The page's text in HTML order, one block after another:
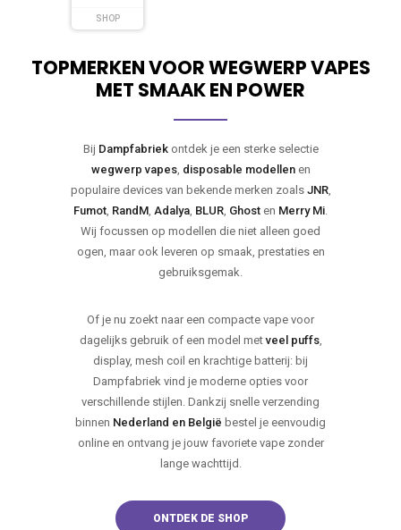
SHOP
TOPMERKEN VOOR WEGWERP VAPES
MET SMAAK EN POWER
Bij Dampfabriekontdek je een sterke selectie
wegwerp vapes, disposable modellenen
populaire devices van bekende merken zoals JNR,
Fumot RandM Adalya BLUR Ghost en Merry Mi
Wij focussen op modellen die niet alleen goed
ogen, maar ook leveren op smaak, prestaties en
gebruiksgemak.
Of je nu zoekt naar een compacte vape voor
dagelijks gebruik of een model metveel puffs,
display, mesh coil en krachtige batterij: bij
Dampfabriek vind je moderne opties voor
verschillende stijlen. Dankzij snelle verzending
binnen Nederland en België bestel je eenvoudig
online en ontvang je jouw favoriete vape zonder
lange wachttijd.
ONTDEK DE SHOP